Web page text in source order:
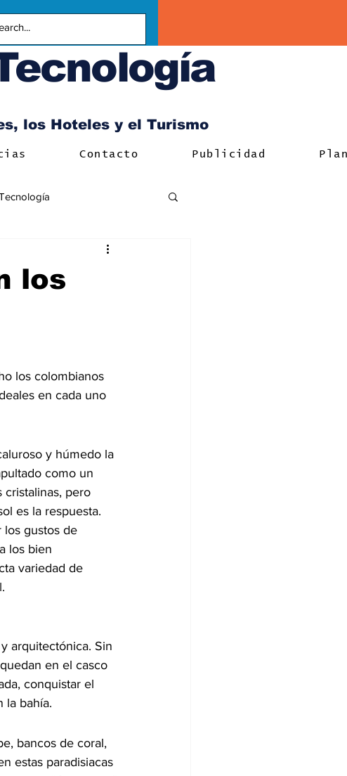
los Hoteles y el Turismo
Contacto Publicidad
los
los colombianos
en cada uno
y húmedo la
como un
cristalinas, pero
es la respuesta.
los gustos de
los bien
variedad de
arquitectónica. Sin
en el casco
conquistar el
la bahía.
bancos de coral,
estas paradisiacas